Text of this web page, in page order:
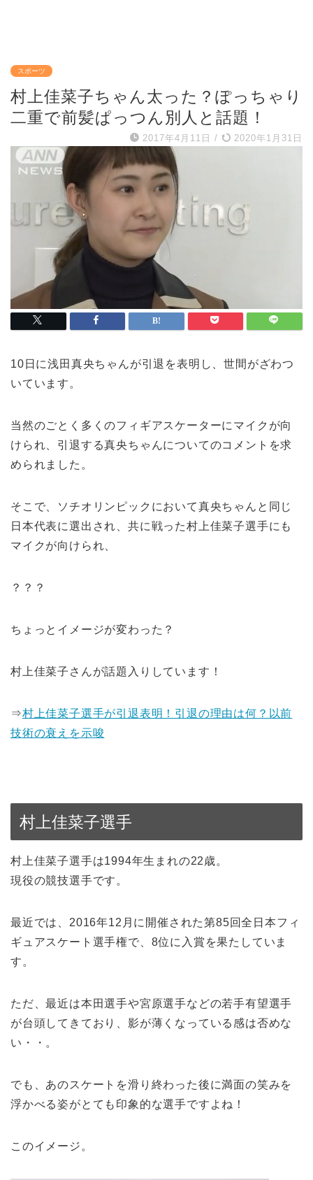
スポーツ
村上佳菜子ちゃん太った？ぽっちゃり
二重で前髪ぱっつん別人と話題！
2017年4月11日 / 2020年1月31日
10日に浅田真央ちゃんが引退を表明し、世間がざわつ
いています。
当然のごとく多くのフィギアスケーターにマイクが向
けられ、引退する真央ちゃんについてのコメントを求
められました。
そこで、ソチオリンピックにおいて真央ちゃんと同じ
日本代表に選出され、共に戦った村上佳菜子選手にも
マイクが向けられ、
？？？
ちょっとイメージが変わった？
村上佳菜子さんが話題入りしています！
⇒村上佳菜子選手が引退表明！引退の理由は何？以前
技術の衰えを示唆
村上佳菜子選手
村上佳菜子選手は1994年生まれの22歳。
現役の競技選手です。
最近では、2016年12月に開催された第85回全日本フィ
ギュアスケート選手権で、8位に入賞を果たしていま
す。
ただ、最近は本田選手や宮原選手などの若手有望選手
が台頭してきており、影が薄くなっている感は否めな
い・・。
でも、あのスケートを滑り終わった後に満面の笑みを
浮かべる姿がとても印象的な選手ですよね！
このイメージ。